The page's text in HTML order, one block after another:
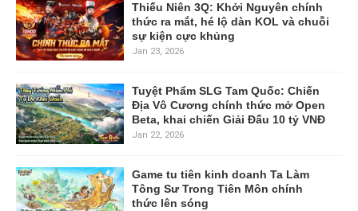
Thiếu Niên 3Q: Khởi Nguyên chính
thức ra mắt, hé lộ dàn KOL và chuỗi
sự kiện cực khủng
Jan 23, 2026
Tuyệt Phẩm SLG Tam Quốc: Chiến
Địa Vô Cương chính thức mở Open
Beta, khai chiến Giải Đấu 10 tỷ VNĐ
Jan 22, 2026
Game tu tiên kinh doanh Ta Làm
Tông Sư Trong Tiên Môn chính
thức lên sóng